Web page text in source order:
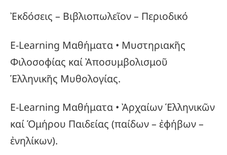
Ἐκδόσεις – Βιβλιοπωλεῖον – Περιοδικό
E-Learning Μαθήματα • Μυστηριακῆς
Φιλοσοφίας καί Ἀποσυμβολισμοῦ
Ἑλληνικῆς Μυθολογίας.
E-Learning Μαθήματα • Ἀρχαίων Ἑλληνικῶν
καί Ὁμήρου Παιδείας (παίδων – ἐφήβων –
ἐνηλίκων).